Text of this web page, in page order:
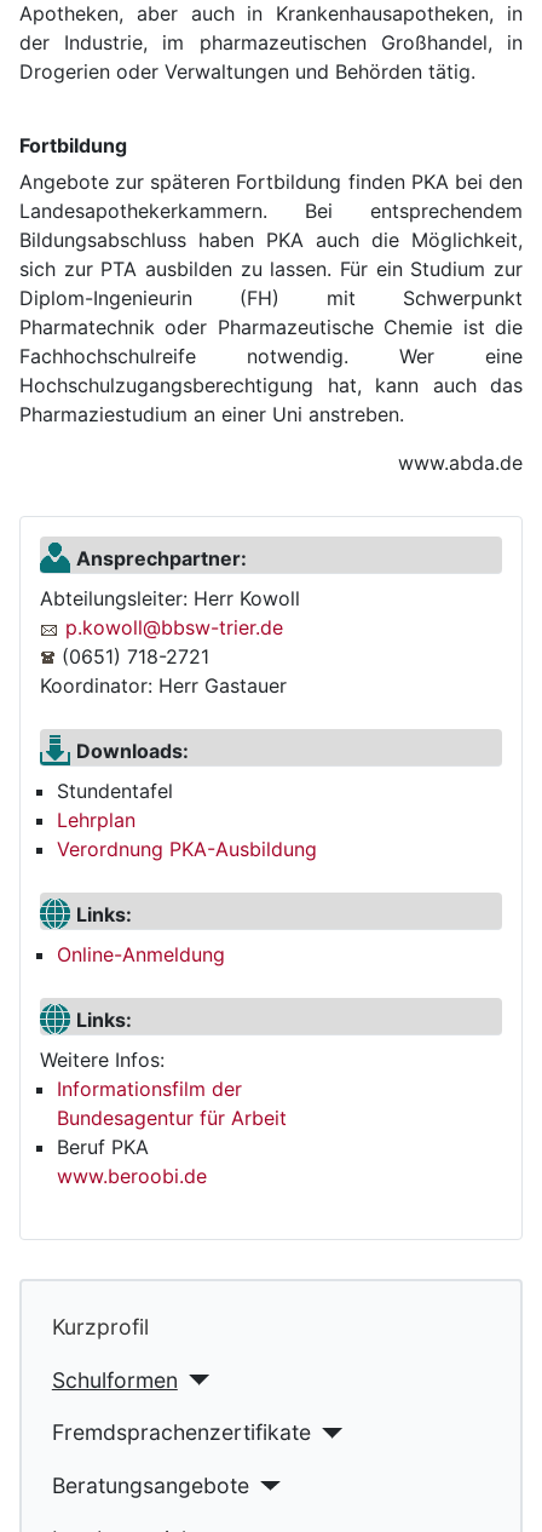
Kurzprofil
Schulformen
Fremdsprachenzertifikate
Beratungsangebote
Apotheken, aber auch in Krankenhausapotheken, in
der Industrie, im pharmazeutischen Großhandel, in
Drogerien oder Verwaltungen und Behörden tätig.
Fortbildung
Angebote zur späteren Fortbildung finden PKA bei den
Landesapothekerkammern. Bei entsprechendem
Bildungsabschluss haben PKA auch die Möglichkeit,
sich zur PTA ausbilden zu lassen. Für ein Studium zur
Diplom-Ingenieurin (FH) mit Schwerpunkt
Pharmatechnik oder Pharmazeutische Chemie ist die
Fachhochschulreife notwendig. Wer eine
Hochschulzugangsberechtigung hat, kann auch das
Pharmaziestudium an einer Uni anstreben.
www.abda.de
Ansprechpartner:
Abteilungsleiter: Herr Kowoll
p.kowoll@bbsw-trier.de
(0651) 718-2721
Koordinator: Herr Gastauer
Downloads:
Stundentafel
Lehrplan
Verordnung PKA-Ausbildung
Links:
Online-Anmeldung
Links:
Weitere Infos:
Informationsfilm der
Bundesagentur für Arbeit
Beruf PKA
www.beroobi.de